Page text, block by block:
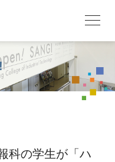
科の学生が「ハ